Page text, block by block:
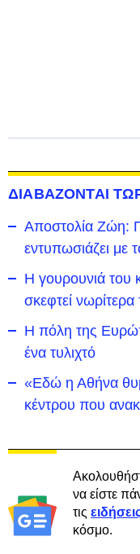
ΔΙΑΒΑΖΟΝΤΑΙ
Αποστολία Ζώη:
εντυπωσιάζει με
Η γουρουνιά του
σκεφτεί
Η πόλη της
ένα τυλιχτό
«Εδώ η Αθήνα
κέντρου που
να είστε
τις
κόσμο.